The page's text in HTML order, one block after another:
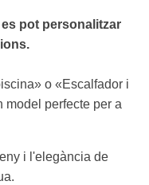
pot personalitzar
o «Escalfador i
model perfecte per a
i l'elegància de